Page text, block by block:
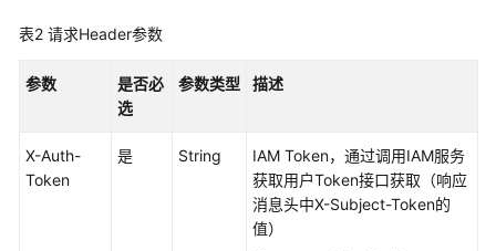
佳
践
参
考
表2 请求Header参数
参数
是否必
选
参数类型 描述
X-Auth-
Token
是 String
IAM Token，通过调用IAM服务
获取用户Token接口获取（响应
消息头中X-Subject-Token的
值）